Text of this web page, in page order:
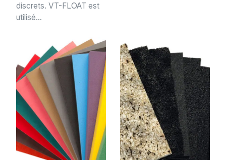
discrets. VT-FLOAT est
utilisé...